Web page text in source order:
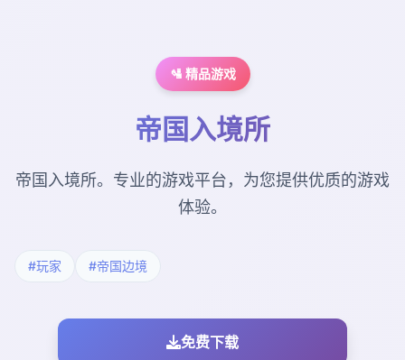
🛂 精品游戏
帝国入境所
帝国入境所。专业的游戏平台，为您提供优质的游戏
体验。
#玩家 #帝国边境
免费下载